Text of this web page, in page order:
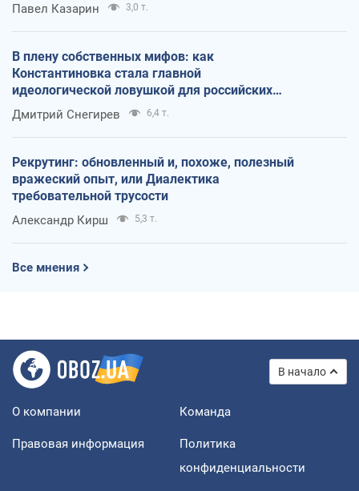
Павел Казарин 3,0 т.
В плену собственных мифов: как
Константиновка стала главной
идеологической ловушкой для российских
оккупантов
Дмитрий Снегирев 6,4 т.
Рекрутинг: обновленный и, похоже, полезный
вражеский опыт, или Диалектика
требовательной трусости
Александр Кирш 5,3 т.
Все мнения
В начало
О компании Команда
Правовая информация
Политика
конфиденциальности